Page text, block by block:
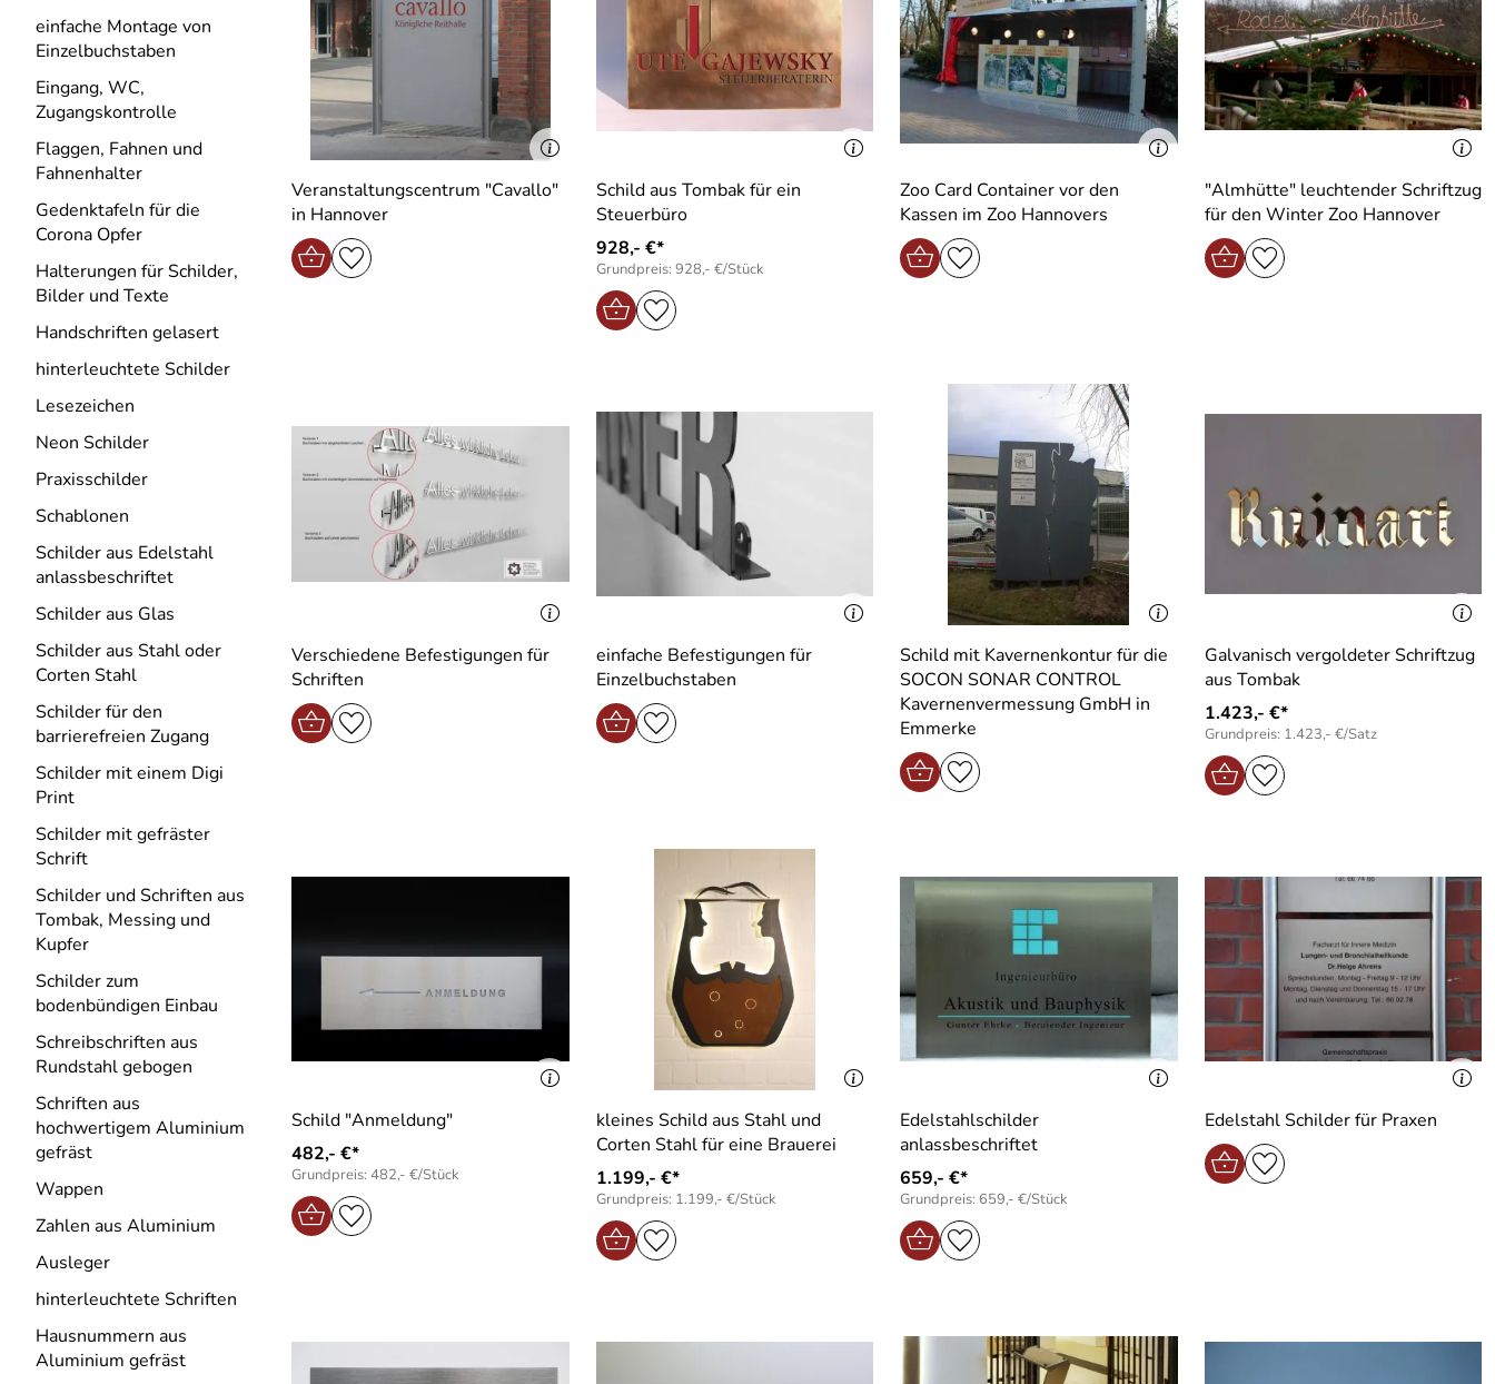
einfache Montage von
Einzelbuchstaben
Eingang, WC,
Zugangskontrolle
Flaggen, Fahnen und
Fahnenhalter
Gedenktafeln für die
Corona Opfer
Halterungen für Schilder,
Bilder und Texte
Handschriften gelasert
hinterleuchtete Schilder
Lesezeichen
Neon Schilder
Praxisschilder
Schablonen
Schilder aus Edelstahl
anlassbeschriftet
Schilder aus Glas
Schilder aus Stahl oder
Corten Stahl
Schilder für den
barrierefreien Zugang
Schilder mit einem Digi
Print
Schilder mit gefräster
Schrift
Schilder und Schriften aus
Tombak, Messing und
Kupfer
Schilder zum
bodenbündigen Einbau
Schreibschriften aus
Rundstahl gebogen
Schriften aus
hochwertigem Aluminium
gefräst
Wappen
Zahlen aus Aluminium
Ausleger
hinterleuchtete Schriften
Hausnummern aus
Aluminium gefräst
Veranstaltungscentrum "Cavallo"
in Hannover
Schild aus Tombak für ein
Steuerbüro
928,- €*
Grundpreis: 928,- €/Stück
Zoo Card Container vor den
Kassen im Zoo Hannovers
"Almhütte" leuchtender Schriftzug
für den Winter Zoo Hannover
Verschiedene Befestigungen für
Schriften
einfache Befestigungen für
Einzelbuchstaben
Schild mit Kavernenkontur für die
SOCON SONAR CONTROL
Kavernenvermessung GmbH in
Emmerke
Galvanisch vergoldeter Schriftzug
aus Tombak
1.423,- €*
Grundpreis: 1.423,- €/Satz
Schild "Anmeldung"
482,- €*
Grundpreis: 482,- €/Stück
kleines Schild aus Stahl und
Corten Stahl für eine Brauerei
1.199,- €*
Grundpreis: 1.199,- €/Stück
Edelstahlschilder
anlassbeschriftet
659,- €*
Grundpreis: 659,- €/Stück
Edelstahl Schilder für Praxen